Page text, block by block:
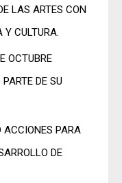
LAS ARTES CON
CULTURA.
OCTUBRE
DE SU
PARA
DE